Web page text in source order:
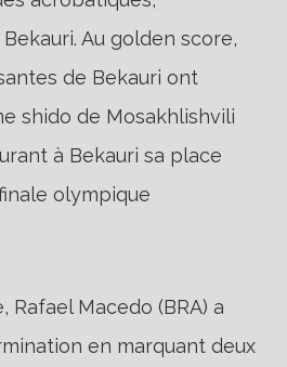
Au golden score,
de Bekauri ont
shido de Mosakhlishvili
à Bekauri sa place
olympique
Rafael Macedo (BRA) a
en marquant deux